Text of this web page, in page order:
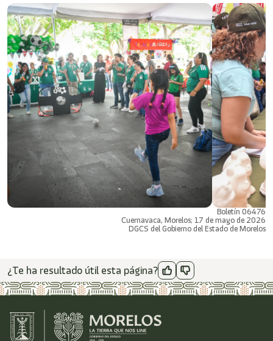
Boletín 06476
Cuernavaca, Morelos; 17 de mayo de 2026
DGCS del Gobierno del Estado de Morelos
¿Te ha resultado útil esta página?